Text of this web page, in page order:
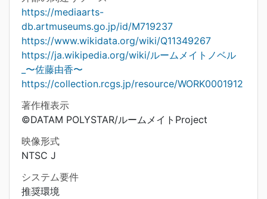
https://mediaarts-
db.artmuseums.go.jp/id/M719237
https://www.wikidata.org/wiki/Q11349267
https://ja.wikipedia.org/wiki/ルームメイトノベル
_〜佐藤由香〜
https://collection.rcgs.jp/resource/WORK0001912
著作権表示
©DATAM POLYSTAR/ルームメイトProject
映像形式
NTSC J
システム要件
推奨環境